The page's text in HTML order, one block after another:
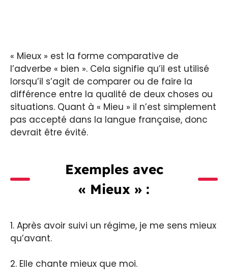
« Mieux » est la forme comparative de
l’adverbe « bien ». Cela signifie qu’il est utilisé
lorsqu’il s’agit de comparer ou de faire la
différence entre la qualité de deux choses ou
situations. Quant à « Mieu » il n’est simplement
pas accepté dans la langue française, donc
devrait être évité.
Exemples avec
« Mieux » :
1. Après avoir suivi un régime, je me sens mieux
qu’avant.
2. Elle chante mieux que moi.